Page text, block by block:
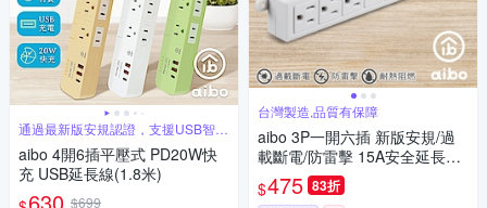
通過最新版安規認證，支援USB智慧
充電
aibo 4開6插平壓式 PD20W快
充 USB延長線(1.8米)
$699
台灣製造,品質有保障
aibo 3P一開六插 新版安規/過
載斷電/防雷擊 15A安全延長線
(扁插)-4.5米
$475 83折